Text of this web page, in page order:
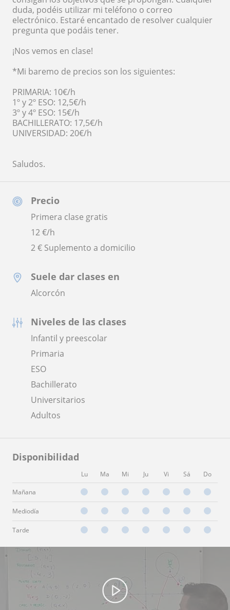
Precio
Primera clase gratis
12€/h
2 € Suplemento a domicilio
Suele dar clases en
Alcorcón
Niveles de las clases
Infantil y preescolar
Primaria
ESO
Bachillerato
Universitarios
Adultos
Disponibilidad
Lu Ma Mi Ju Vi Sá Do
Mañana
Mediodía
Tarde
duda, podéis utilizar mi teléfono o correo
electrónico. Estaré encantado de resolver cualquier
pregunta que podáis tener.
¡Nos vemos en clase!
*Mi baremo de precios son los siguientes:
PRIMARIA: 10€/h
1º y 2º ESO: 12,5€/h
3º y 4º ESO: 15€/h
BACHILLERATO: 17,5€/h
UNIVERSIDAD: 20€/h
Saludos.